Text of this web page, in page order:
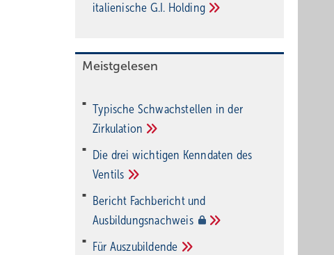
italienische G.I. Holding
Meistgelesen
Typische Schwachstellen in der
Zirkulation
Die drei wichtigen Kenndaten des
Ventils
Bericht Fachbericht und
Ausbildungsnachweis
Für Auszubildende